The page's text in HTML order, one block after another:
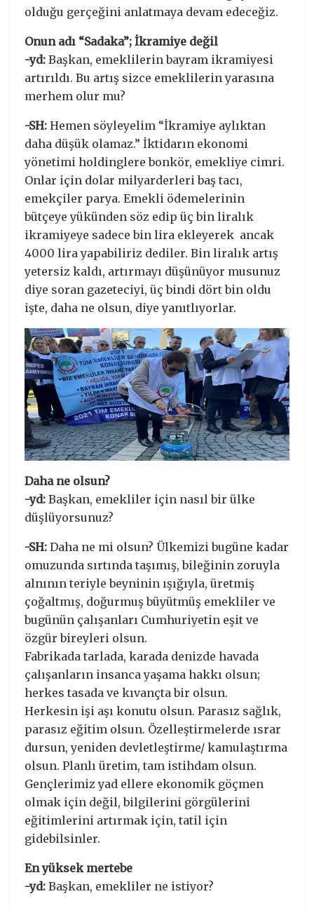
olduğu gerçeğini anlatmaya devam edeceğiz.
Onun adı “Sadaka”; İkramiye değil
-yd: Başkan, emeklilerin bayram ikramiyesi
artırıldı. Bu artış sizce emeklilerin yarasına
merhem olur mu?
-SH: Hemen söyleyelim “İkramiye aylıktan
daha düşük olamaz.” İktidarın ekonomi
yönetimi holdinglere bonkör, emekliye cimri.
Onlar için dolar milyarderleri baş tacı,
emekçiler parya. Emekli ödemelerinin
bütçeye yükünden söz edip üç bin liralık
ikramiyeye sadece bin lira ekleyerek ancak
4000 lira yapabiliriz dediler. Bin liralık artış
yetersiz kaldı, artırmayı düşünüyor musunuz
diye soran gazeteciyi, üç bindi dört bin oldu
işte, daha ne olsun, diye yanıtlıyorlar.
Daha ne olsun?
-yd: Başkan, emekliler için nasıl bir ülke
düşlüyorsunuz?
-SH: Daha ne mi olsun? Ülkemizi bugüne kadar
omuzunda sırtında taşımış, bileğinin zoruyla
alnının teriyle beyninin ışığıyla, üretmiş
çoğaltmış, doğurmuş büyütmüş emekliler ve
bugünün çalışanları Cumhuriyetin eşit ve
özgür bireyleri olsun.
Fabrikada tarlada, karada denizde havada
çalışanların insanca yaşama hakkı olsun;
herkes tasada ve kıvançta bir olsun.
Herkesin işi aşı konutu olsun. Parasız sağlık,
parasız eğitim olsun. Özelleştirmelerde ısrar
dursun, yeniden devletleştirme/ kamulaştırma
olsun. Planlı üretim, tam istihdam olsun.
Gençlerimiz yad ellere ekonomik göçmen
olmak için değil, bilgilerini görgülerini
eğitimlerini artırmak için, tatil için
gidebilsinler.
En yüksek mertebe
-yd: Başkan, emekliler ne istiyor?